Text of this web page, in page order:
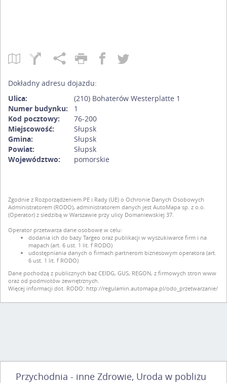
Dokładny adresu dojazdu:
Ulica:
(210) Bohaterów Westerplatte 1
Numer budynku:
1
Kod pocztowy:
76-200
Miejscowość:
Słupsk
Gmina:
Słupsk
Powiat:
Słupsk
Województwo:
pomorskie
Zgodnie z Rozporządzeniem PE i Rady (UE) o Ochronie Danych Osobowych
Administratorem (RODO), administratorem danych jest AutoMapa sp. z o.o.
(Operator) z siedzibą w Warszawie przy ulicy Domaniewskiej 37.
Operator przetwarza dane osobowe w celu:
dodania ich do bazy Targeo oraz publikacji w wyszukiwarce firm i na
mapach (art. 6 ust. 1 lit. f RODO)
udostępniania danych o firmach partnerom biznesowym operatora (art.
6 ust. 1 lit. f RODO)
Dane pochodzą z publicznych baz CEIDG, GUS, REGON, z firmowych stron www
oraz od podmiotów zewnętrznych.
Więcej informacji dot. RODO: http://regulamin.automapa.pl/odo_przetwarzanie/
Przychodnia - inne Zdrowie, Uroda w pobliżu